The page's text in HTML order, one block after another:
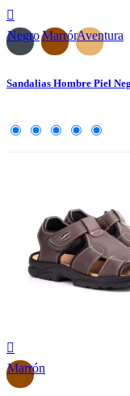

NegroMarrónAventura
Sandalias Hombre Piel

Marrón